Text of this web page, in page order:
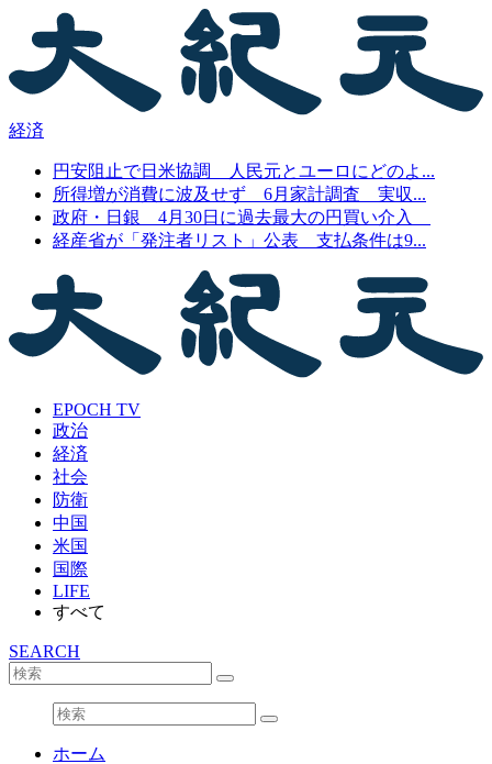
経済
円安阻止で日米協調 人民元とユーロにどのよ...
所得増が消費に波及せず 6月家計調査 実収...
政府・日銀 4月30日に過去最大の円買い介入
経産省が「発注者リスト」公表 支払条件は9...
EPOCH TV
政治
経済
社会
防衛
中国
米国
国際
LIFE
すべて
SEARCH
ホーム